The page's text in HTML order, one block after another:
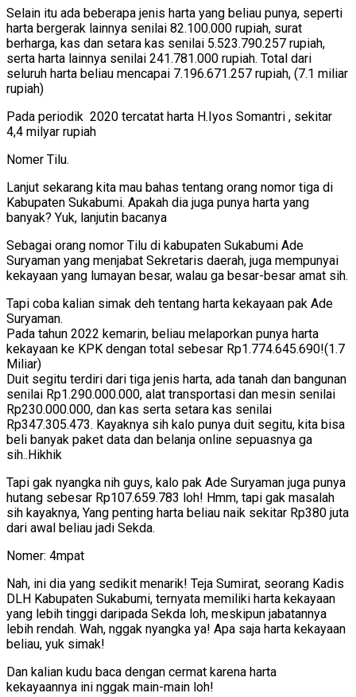
Selain itu ada beberapa jenis harta yang beliau punya, seperti
harta bergerak lainnya senilai 82.100.000 rupiah, surat
berharga, kas dan setara kas senilai 5.523.790.257 rupiah,
serta harta lainnya senilai 241.781.000 rupiah. Total dari
seluruh harta beliau mencapai 7.196.671.257 rupiah, (7.1 miliar
rupiah)
Pada periodik 2020 tercatat harta H.Iyos Somantri , sekitar
4,4 milyar rupiah
Nomer Tilu.
Lanjut sekarang kita mau bahas tentang orang nomor tiga di
Kabupaten Sukabumi. Apakah dia juga punya harta yang
banyak? Yuk, lanjutin bacanya
Sebagai orang nomor Tilu di kabupaten Sukabumi Ade
Suryaman yang menjabat Sekretaris daerah, juga mempunyai
kekayaan yang lumayan besar, walau ga besar-besar amat sih.
Tapi coba kalian simak deh tentang harta kekayaan pak Ade
Suryaman.
Pada tahun 2022 kemarin, beliau melaporkan punya harta
kekayaan ke KPK dengan total sebesar Rp1.774.645.690!(1.7
Miliar)
Duit segitu terdiri dari tiga jenis harta, ada tanah dan bangunan
senilai Rp1.290.000.000, alat transportasi dan mesin senilai
Rp230.000.000, dan kas serta setara kas senilai
Rp347.305.473. Kayaknya sih kalo punya duit segitu, kita bisa
beli banyak paket data dan belanja online sepuasnya ga
sih..Hikhik
Tapi gak nyangka nih guys, kalo pak Ade Suryaman juga punya
hutang sebesar Rp107.659.783 loh! Hmm, tapi gak masalah
sih kayaknya, Yang penting harta beliau naik sekitar Rp380 juta
dari awal beliau jadi Sekda.
Nomer: 4mpat
Nah, ini dia yang sedikit menarik! Teja Sumirat, seorang Kadis
DLH Kabupaten Sukabumi, ternyata memiliki harta kekayaan
yang lebih tinggi daripada Sekda loh, meskipun jabatannya
lebih rendah. Wah, nggak nyangka ya! Apa saja harta kekayaan
beliau, yuk simak!
Dan kalian kudu baca dengan cermat karena harta
kekayaannya ini nggak main-main loh!